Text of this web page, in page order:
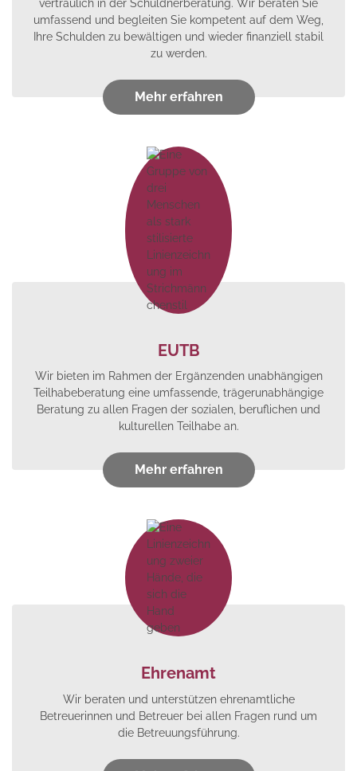
vertraulich in der Schuldnerberatung. Wir beraten Sie
umfassend und begleiten Sie kompetent auf dem Weg,
Ihre Schulden zu bewältigen und wieder finanziell stabil
zu werden.
Mehr erfahren
EUTB
Wir bieten im Rahmen der Ergänzenden unabhängigen
Teilhabeberatung eine umfassende, trägerunabhängige
Beratung zu allen Fragen der sozialen, beruflichen und
kulturellen Teilhabe an.
Mehr erfahren
Ehrenamt
Wir beraten und unterstützen ehrenamtliche
Betreuerinnen und Betreuer bei allen Fragen rund um
die Betreuungsführung.